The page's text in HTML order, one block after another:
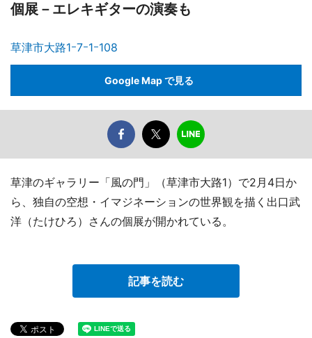
個展－エレキギターの演奏も
草津市大路1ｰ7ｰ1ｰ108
Google Map で見る
草津のギャラリー「風の門」（草津市大路1）で2月4日か
ら、独自の空想・イマジネーションの世界観を描く出口武
洋（たけひろ）さんの個展が開かれている。
記事を読む